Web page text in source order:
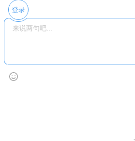
登录